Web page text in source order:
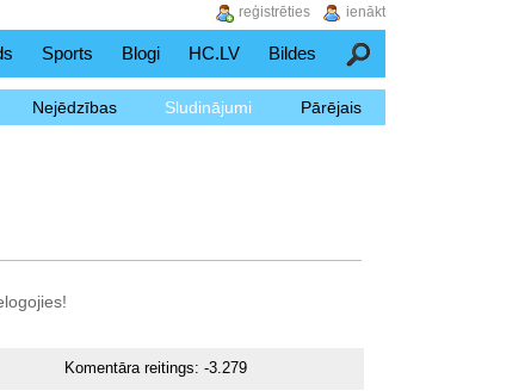
Sports Blogi HC.LV Bildes Meklēšana
Nejēdzības Sludinājumi Pārējais
Komentāra reitings:-3.279
ienākt
reģistrēties